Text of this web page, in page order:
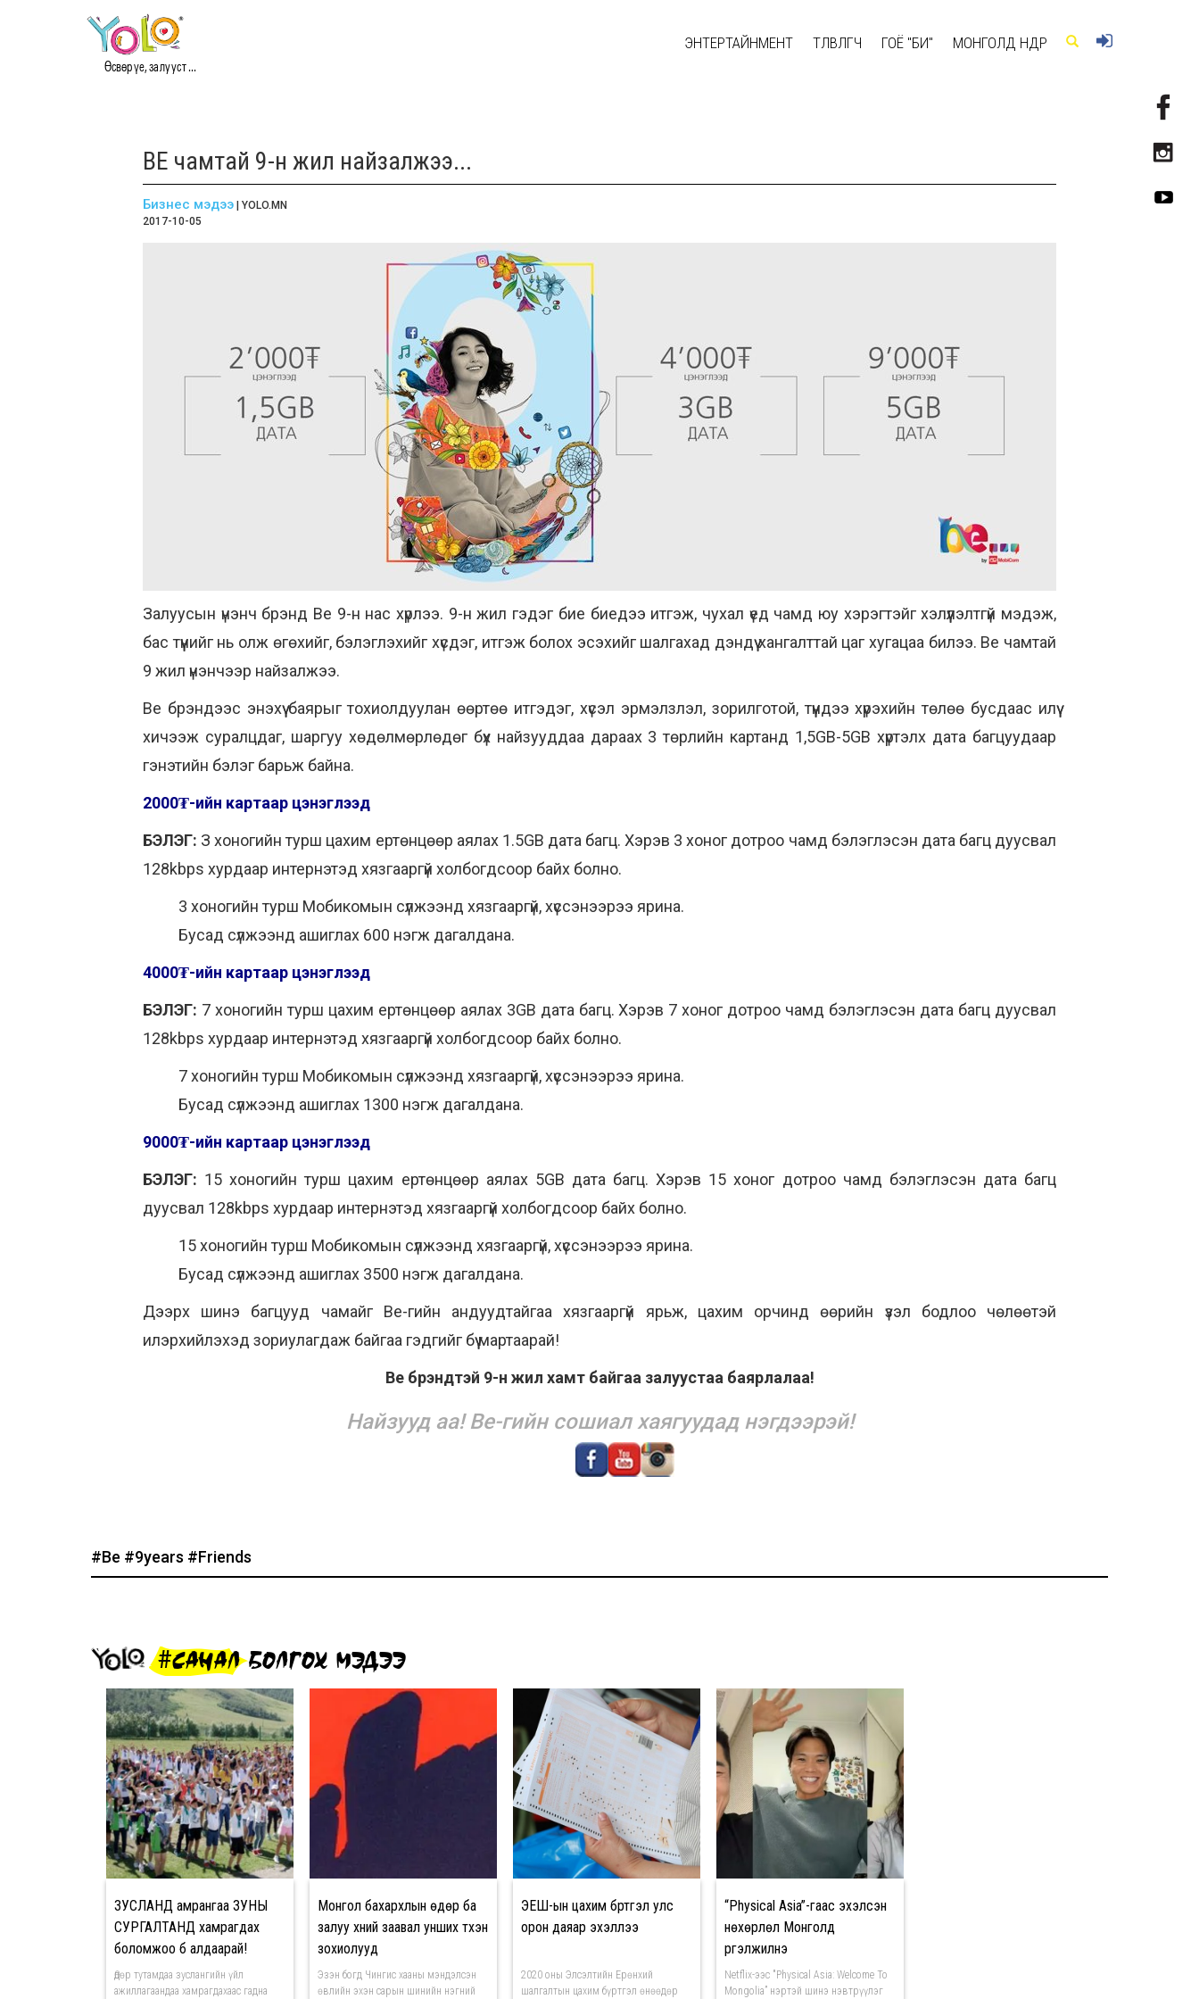
Өсвөр үе, залууст ...
ЭНТЕРТАЙНМЕНТ ТӨЛӨВЛӨГЧ ГОЁ "БИ" МОНГОЛД ӨНӨӨДӨР
ВЕ чамтай 9-н жил найзалжээ...
Бизнес мэдээ | YOLO.MN
2017-10-05
Залуусын үнэнч брэнд Be 9-н нас хүрлээ. 9-н жил гэдэг бие биедээ итгэж, чухал үед чамд юу хэрэгтэйг хэлүүлэлтгүй мэдэж,
бас түүнийг нь олж өгөхийг, бэлэглэхийг хүсдэг, итгэж болох эсэхийг шалгахад дэндүү хангалттай цаг хугацаа билээ. Ве чамтай
9 жил үнэнчээр найзалжээ.
Ве брэндээс энэхүү баярыг тохиолдуулан өөртөө итгэдэг, хүсэл эрмэлзлэл, зорилготой, түүндээ хүрэхийн төлөө бусдаас илүү
хичээж суралцдаг, шаргуу хөдөлмөрлөдөг бүх найзууддаа дараах 3 төрлийн картанд 1,5GB-5GB хүртэлх дата багцуудаар
гэнэтийн бэлэг барьж байна.
2000₮-ийн картаар цэнэглээд
БЭЛЭГ: З хоногийн турш цахим ертөнцөөр аялах 1.5GB дата багц. Хэрэв 3 хоног дотроо чамд бэлэглэсэн дата багц дуусвал
128kbps хурдаар интернэтэд хязгааргүй холбогдсоор байх болно.
3 хоногийн турш Мобикомын сүлжээнд хязгааргүй, хүссэнээрээ ярина.
Бусад сүлжээнд ашиглах 600 нэгж дагалдана.
4000₮-ийн картаар цэнэглээд
БЭЛЭГ: 7 хоногийн турш цахим ертөнцөөр аялах 3GB дата багц. Хэрэв 7 хоног дотроо чамд бэлэглэсэн дата багц дуусвал
128kbps хурдаар интернэтэд хязгааргүй холбогдсоор байх болно.
7 хоногийн турш Мобикомын сүлжээнд хязгааргүй, хүссэнээрээ ярина.
Бусад сүлжээнд ашиглах 1300 нэгж дагалдана.
9000₮-ийн картаар цэнэглээд
БЭЛЭГ: 15 хоногийн турш цахим ертөнцөөр аялах 5GB дата багц. Хэрэв 15 хоног дотроо чамд бэлэглэсэн дата багц
дуусвал 128kbps хурдаар интернэтэд хязгааргүй холбогдсоор байх болно.
15 хоногийн турш Мобикомын сүлжээнд хязгааргүй, хүссэнээрээ ярина.
Бусад сүлжээнд ашиглах 3500 нэгж дагалдана.
Дээрх шинэ багцууд чамайг Ве-гийн андуудтайгаа хязгааргүй ярьж, цахим орчинд өөрийн үзэл бодлоо чөлөөтэй
илэрхийлэхэд зориулагдаж байгаа гэдгийг бүү мартаарай!
Be брэндтэй 9-н жил хамт байгаа залуустаа баярлалаа!
Найзууд аа!Ве-гийнсошиал хаягуудад нэгдээрэй!
#Be #9years #Friends
#САНАЛ БОЛГОХ МЭДЭЭ
ЗУСЛАНД амрангаа ЗУНЫ
СУРГАЛТАНД хамрагдах
боломжоо бүү алдаарай!
Өдөр тутамдаа зуслангийн үйл
ажиллагаандаа хамрагдахаас гадна
Монгол бахархлын өдөр ба
залуу хүний заавал унших түүхэн
зохиолууд
Эзэн богд Чингис хааны мэндэлсэн
өвлийн эхэн сарын шинийн нэгний
ЭЕШ-ын цахим бүртгэл улс
орон даяар эхэллээ
2020 оны Элсэлтийн Ерөнхий
шалгалтын цахим бүртгэл өнөөдөр
“Physical Asia”-гаас эхэлсэн
нөхөрлөл Монголд
үргэлжилнэ
Netflix-ээс "Physical Asia: Welcome To
Mongolia” нэртэй шинэ нэвтрүүлэг